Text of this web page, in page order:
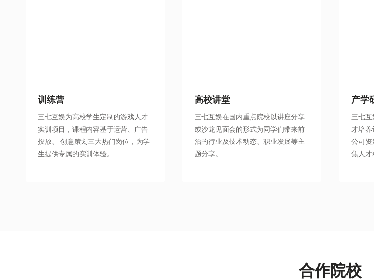
训练营
三七互娱为高校学生定制的游戏人才
实训项目，课程内容基于运营、广告
投放、 创意策划三大热门岗位，为学
生提供专属的实训体验。
高校讲堂
三七互娱在国内重点院校以讲座分享
或沙龙见面会的形式为同学们带来前
沿的行业及技术动态、职业发展等主
题分享。
产学
三七互
才培养
公司资
焦人才
合作院校